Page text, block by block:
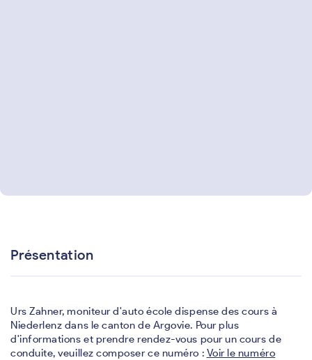
Présentation
Urs Zahner, moniteur d'auto école dispense des cours à
Niederlenz dans le canton de Argovie. Pour plus
d'informations et prendre rendez-vous pour un cours de
conduite, veuillez composer ce numéro : Voir le numéro